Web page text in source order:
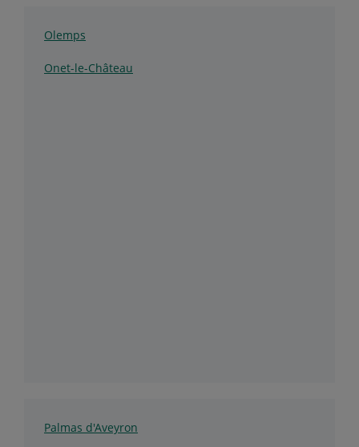
Olemps
Onet-le-Château
Palmas d'Aveyron